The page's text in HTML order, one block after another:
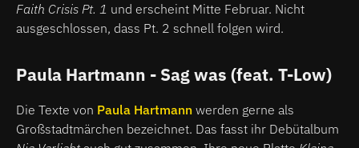
Faith Crisis Pt. 1 und erscheint Mitte Februar. Nicht
ausgeschlossen, dass Pt. 2 schnell folgen wird.
Paula Hartmann - Sag was (feat. T-Low)
Die Texte von Paula Hartmann werden gerne als
Großstadtmärchen bezeichnet. Das fasst ihr Debütalbum